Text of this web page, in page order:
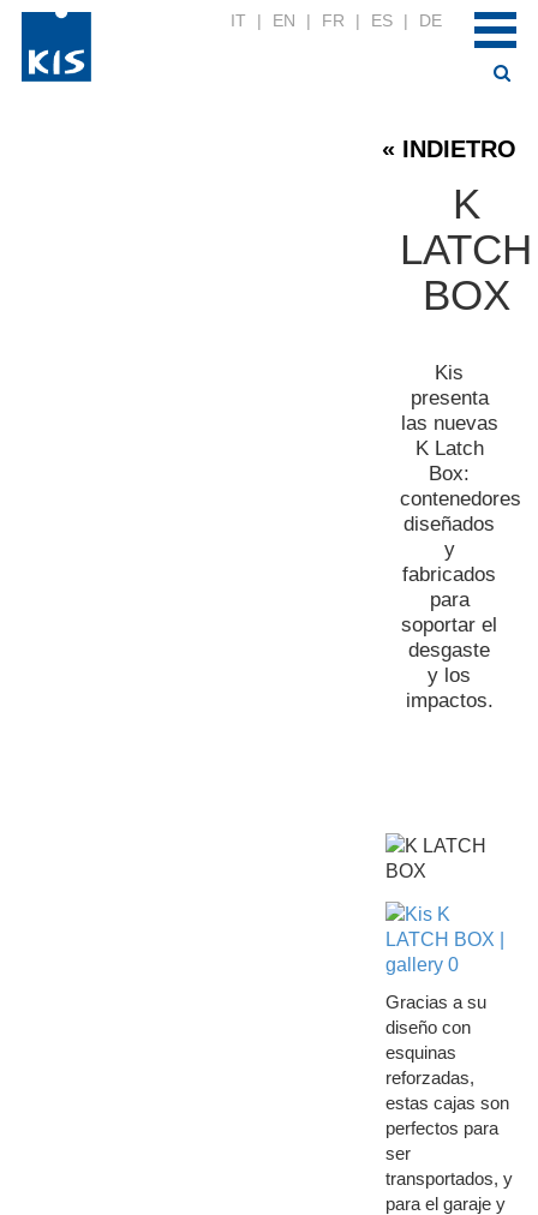
IT | EN | FR | ES | DE
« INDIETRO
K
LATCH
BOX
Kis
presenta
las nuevas
K Latch
Box:
contenedores
diseñados
y
fabricados
para
soportar el
desgaste
y los
impactos.
Gracias a su
diseño con
esquinas
reforzadas,
estas cajas son
perfectos para
ser
transportados, y
para el garaje y